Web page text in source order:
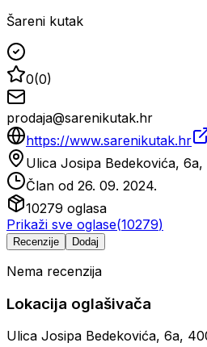
Šareni kutak
0(0)
prodaja@sarenikutak.hr
https://www.sarenikutak.hr
Ulica Josipa Bedekovića,
Član od 26. 09. 2024.
10279 oglasa
Prikaži sve oglase(10279)
Recenzije Dodaj
Nema recenzija
Lokacija oglašivača
Ulica Josipa Bedekovića, 6a,